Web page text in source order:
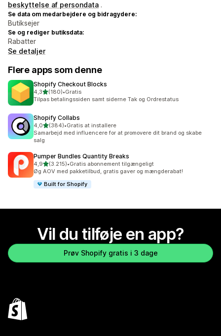
beskyttelse af persondata .
Se data om medarbejdere og bidragydere:
Butiksejer
Se og rediger butiksdata:
Rabatter
Se detaljer
Flere apps som denne
Shopify Checkout Blocks
4,3ud af 5 stjerner
(180)
180 anmeldelser i alt
•Gratis
Tilpas betalingssiden samt siderne Tak og Ordrestatus
Shopify Collabs
4,0ud af 5 stjerner
(384)
384 anmeldelser i alt
•Gratis at installere
Samarbejd med influencere for at promovere dit brand og skabe
salg
Pumper Bundles Quantity Breaks
4,9ud af 5 stjerner
(3.215)
3215 anmeldelser i alt
•Gratis abonnement tilgængeligt
Øg AOV med pakketilbud, gratis gaver og mængderabat!
Built for Shopify
Vil du tilføje en app?
Prøv Shopify gratis i 3 dage